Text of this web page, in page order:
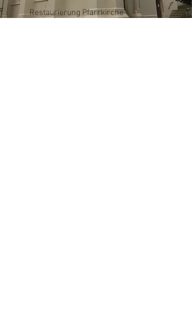
Restaurierung Pfarrkirche